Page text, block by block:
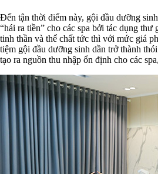
Đến tận thời điểm này, gội đầu dưỡng
“hái ra tiền” cho các spa bởi tác dụng thư
tinh thần và thể chất tức thì với mức giá
tiệm gội đầu dưỡng sinh dần trở thành
tạo ra nguồn thu nhập ổn định cho các